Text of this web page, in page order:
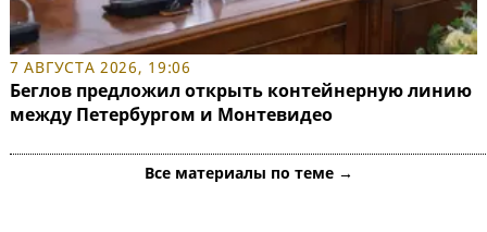
7 АВГУСТА 2026, 19:06
Беглов предложил открыть контейнерную линию
между Петербургом и Монтевидео
Все материалы по теме →